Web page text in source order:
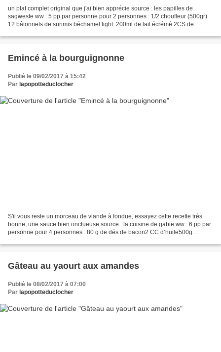
un plat complet original que j'ai bien apprécie source : les papilles de
sagweste ww : 5 pp par personne pour 2 personnes : 1/2 choufleur (500gr)
12 bâtonnets de surimis béchamel light: 200ml de lait écrémé 2CS de
Emincé à la bourguignonne
Publié le 09/02/2017 à 15:42
Par lapopotteduclocher
S'il vous reste un morceau de viande à fondue, essayez cette recette très
bonne, une sauce bien onctueuse source : la cuisine de gabie ww : 6 pp par
personne pour 4 personnes : 80 g de dés de bacon2 CC d’huile500g
Gâteau au yaourt aux amandes
Publié le 08/02/2017 à 07:00
Par lapopotteduclocher